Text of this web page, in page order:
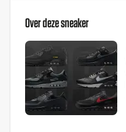
Over deze sneaker